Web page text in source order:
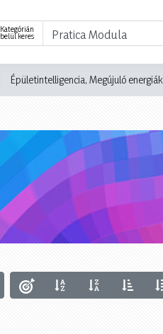
Kategórián
belül keres
Épületintelligencia, Megújuló energiák